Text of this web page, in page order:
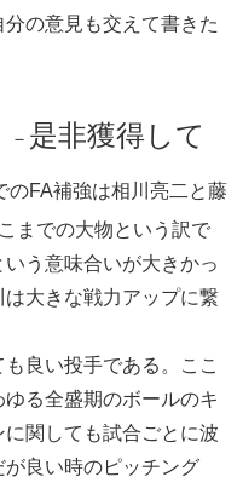
の意見も交えて書きた
－ 是非獲得して
のFA補強は相川亮二と藤
までの大物という訳で
う意味合いが大きかっ
大きな戦力アップに繋
良い投手である。ここ
る全盛期のボールのキ
関しても試合ごとに波
良い時のピッチング